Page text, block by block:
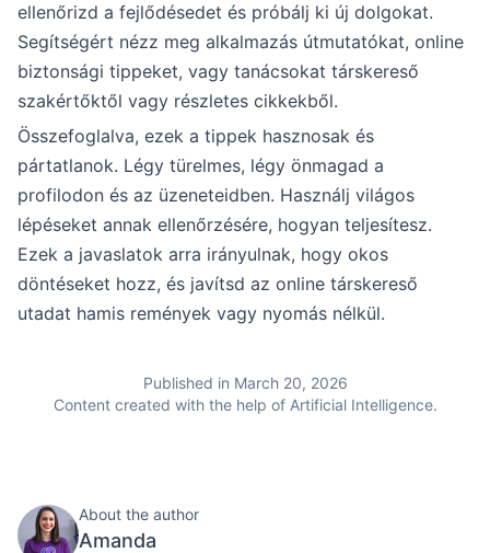
ellenőrizd a fejlődésedet és próbálj ki új dolgokat.
Segítségért nézz meg alkalmazás útmutatókat, online
biztonsági tippeket, vagy tanácsokat társkereső
szakértőktől vagy részletes cikkekből.
Összefoglalva, ezek a tippek hasznosak és
pártatlanok. Légy türelmes, légy önmagad a
profilodon és az üzeneteidben. Használj világos
lépéseket annak ellenőrzésére, hogyan teljesítesz.
Ezek a javaslatok arra irányulnak, hogy okos
döntéseket hozz, és javítsd az online társkereső
utadat hamis remények vagy nyomás nélkül.
Published in March 20, 2026
Content created with the help of Artificial Intelligence.
About the author
Amanda